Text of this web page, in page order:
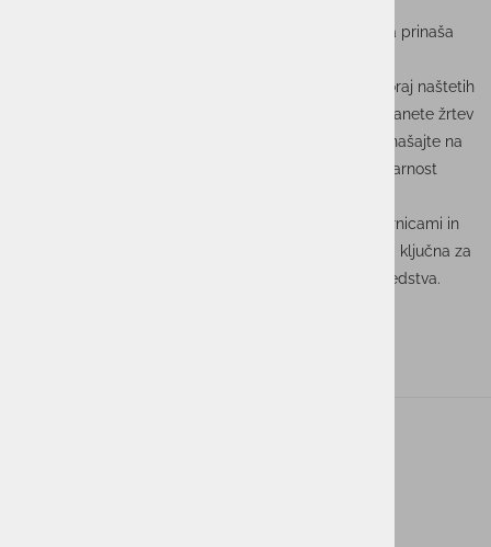
Uporaba mobilnega telefona kot plačilnega sredstva prinaša
upoštevanje varnostnih smernic. Z upoštevanjem zgoraj naštetih
nasvetov lahko bistveno zmanjšate tveganje, da postanete žrtev
kibernetskih napadov. Bodite vedno previdni in se zanašajte na
preizkušene varnostne prakse, da bo vaša finančna varnost
Ostanite na tekočem z najnovejšimi varnostnimi smernicami in
redno preverjajte svoje naprave, saj sta te dva koraka ključna za
varno uporabo mobilnega telefona kot plačilnega sredstva.